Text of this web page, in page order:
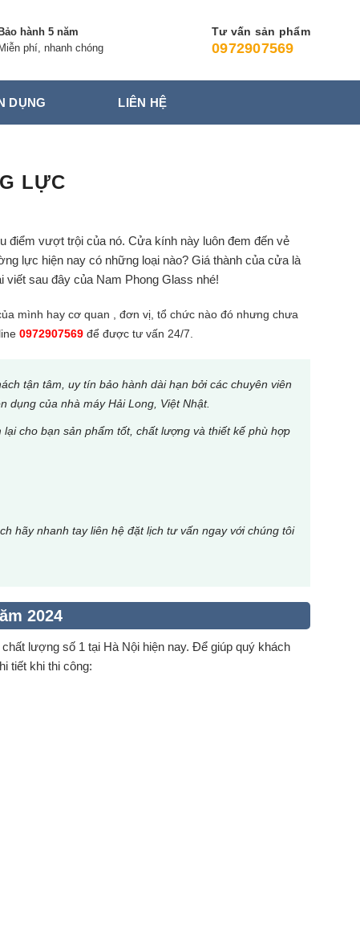
Bảo hành 5 năm
Miễn phí, nhanh chóng
Tư vấn sản phẩm
0972907569
DỤNG LIÊN HỆ
LỰC
vượt trội của nó. Cửa kính này luôn đem đến vẻ
lực hiện nay có những loại nào? Giá thành của cửa là
viết sau đây của Nam Phong Glass nhé!
mình hay cơ quan , đơn vị, tổ chức nào đó nhưng chưa
0972907569để được tư vấn 24/7.
tận tâm, uy tín bảo hành dài hạn bởi các chuyên viên
dụng của nhà máy Hải Long, Việt Nhật.
cho bạn sản phẩm tốt, chất lượng và thiết kế phù hợp
hãy nhanh tay liên hệ đặt lịch tư vấn ngay với chúng tôi
2024
lượng số 1 tại Hà Nội hiện nay. Để giúp quý khách
tiết khi thi công: